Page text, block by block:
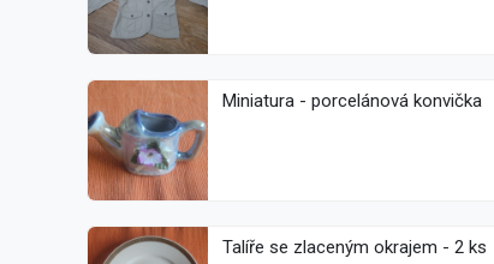
Miniatura - porcelánová konvička
Talíře se zlaceným okrajem - 2 ks